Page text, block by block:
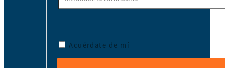
Acuérdate de mí